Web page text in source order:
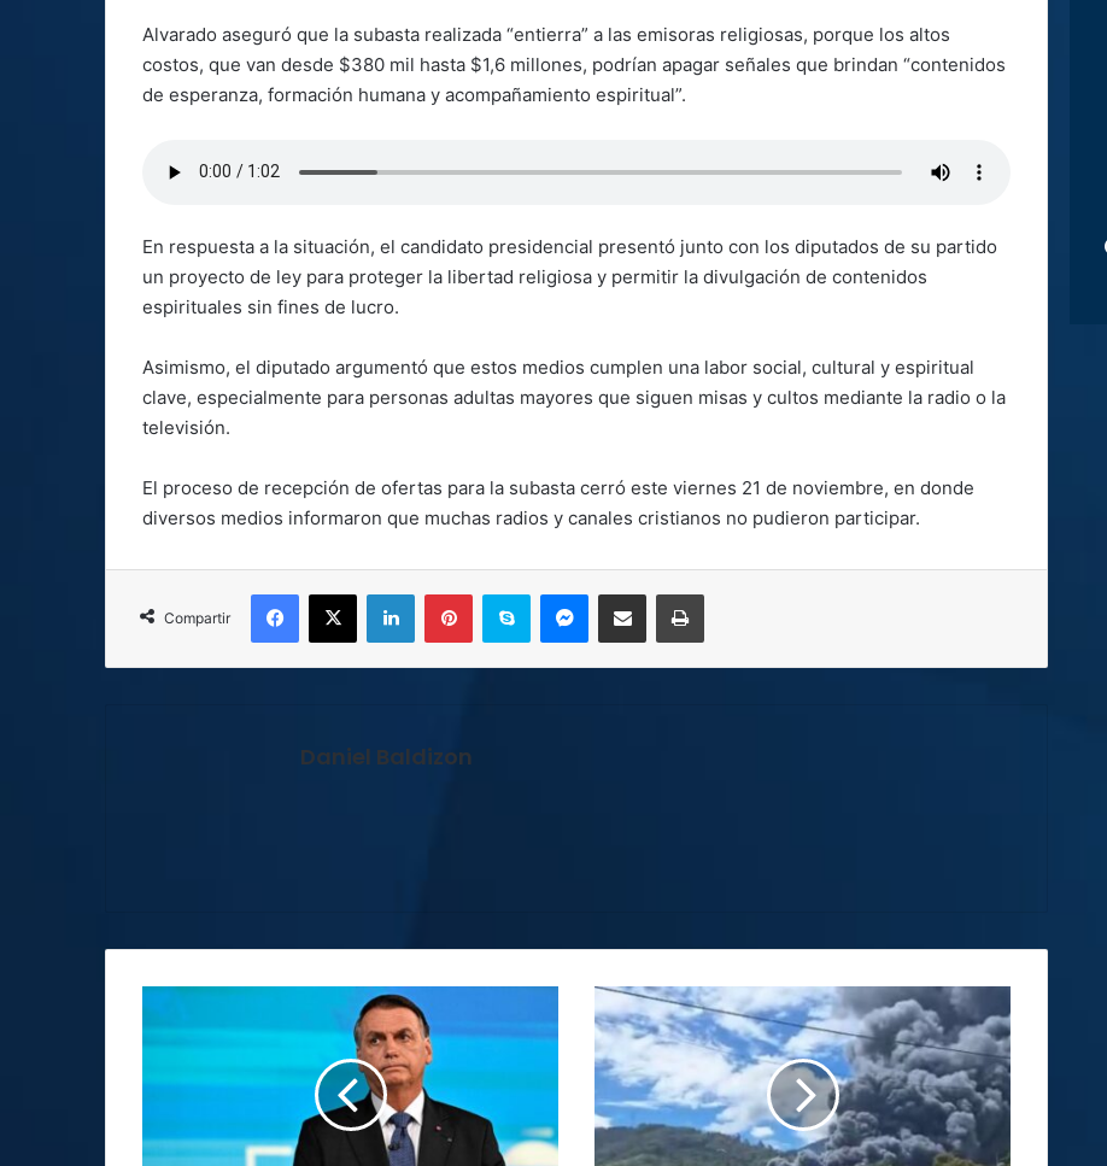
Alvarado aseguró que la subasta realizada “entierra” a las emisoras religiosas, porque los altos
costos, que van desde $380 mil hasta $1,6 millones, podrían apagar señales que brindan “contenidos
de esperanza, formación humana y acompañamiento espiritual”.
En respuesta a la situación, el candidato presidencial presentó junto con los diputados de su partido
un proyecto de ley para proteger la libertad religiosa y permitir la divulgación de contenidos
espirituales sin fines de lucro.
Asimismo, el diputado argumentó que estos medios cumplen una labor social, cultural y espiritual
clave, especialmente para personas adultas mayores que siguen misas y cultos mediante la radio o la
televisión.
El proceso de recepción de ofertas para la subasta cerró este viernes 21 de noviembre, en donde
diversos medios informaron que muchas radios y canales cristianos no pudieron participar.
Compartir
Facebook
X LinkedInPinterestSkype MessengerCompartir por correo electrónicoImprimir
Daniel Baldizon
brasileño
enviado
Incendio
de
grandes
proporciones
consume
bodega